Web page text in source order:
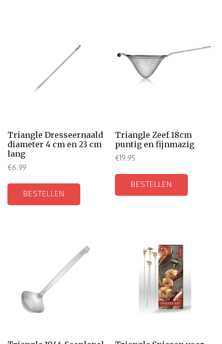
Triangle Dresseernaald
diameter 4 cm en 23 cm
lang
€6.99
BESTELLEN
Triangle Zeef 18cm
puntig en fijnmazig
€19.95
BESTELLEN